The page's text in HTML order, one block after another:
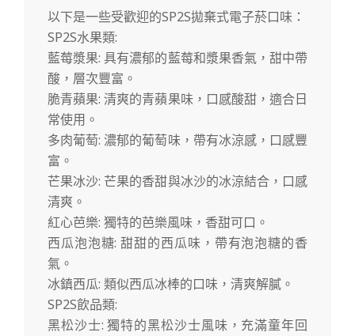
以下是一些受歡迎的SP2S拋棄式電子菸口味：
SP2S水果類:
藍莓漿果: 具有濃郁的藍莓和漿果香氣，甜中帶
酸，層次豐富。
脆青蘋果: 清爽的青蘋果味，口感酸甜，適合日
常使用。
多肉葡萄: 濃郁的葡萄味，帶有冰涼感，口感豐
富。
芒果冰沙: 芒果的香甜與冰沙的冰涼結合，口感
清爽。
紅心芭樂: 獨特的芭樂風味，香甜可口。
西瓜泡泡糖: 甜甜的西瓜味，帶有泡泡糖的香
氣。
冰鎮西瓜: 類似西瓜冰棒的口味，清爽解膩。
SP2S飲品類:
黑松沙士: 獨特的黑松沙士風味，充滿童年回